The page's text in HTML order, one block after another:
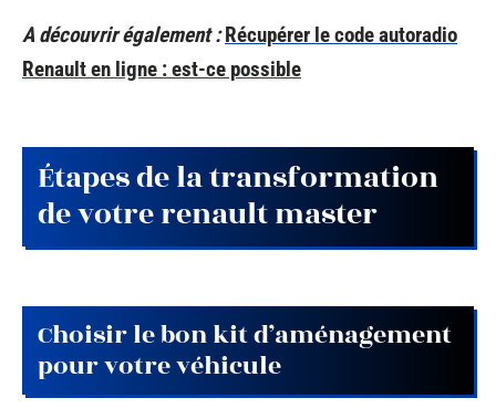
A découvrir également : Récupérer le code autoradio
Renault en ligne : est-ce possible
Étapes de la transformation
de votre renault master
Choisir le bon kit d’aménagement
pour votre véhicule